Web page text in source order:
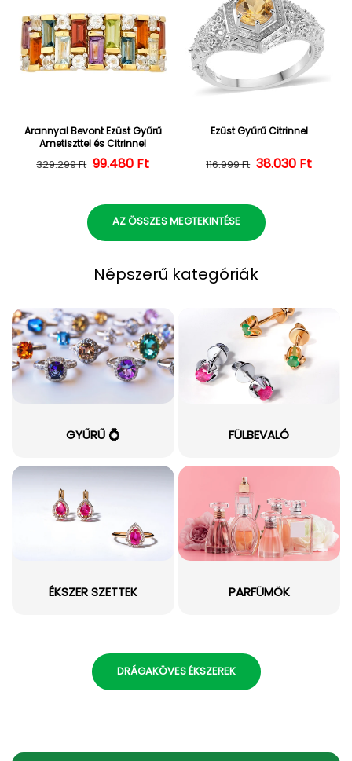
Arannyal Bevont Ezüst Gyűrű
Ametiszttel és Citrinnel
Normál ár
329.299 Ft Kedvezményes ár
99.480 Ft
Ezüst Gyűrű Citrinnel
Normál ár
116.999 Ft 38.030 Ft
AZ ÖSSZES MEGTEKINTÉSE
Népszerű kategóriák
GYŰRŰ 💍 FÜLBEVALÓ
ÉKSZER SZETTEK PARFÜMÖK
DRÁGAKÖVES ÉKSZEREK